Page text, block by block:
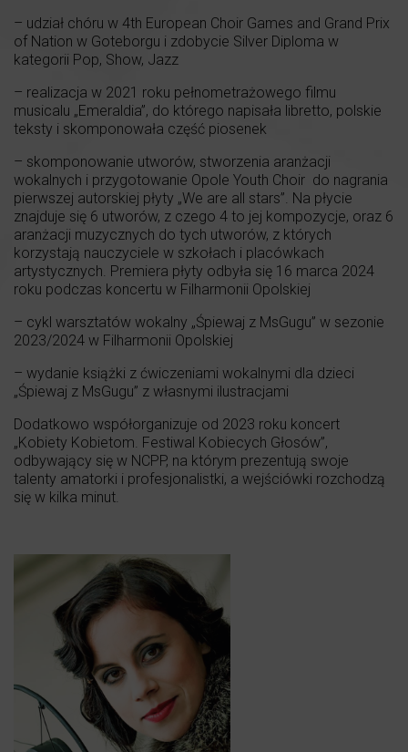
– udział chóru w 4th European Choir Games and Grand Prix
of Nation w Goteborgu i zdobycie Silver Diploma w
kategorii Pop, Show, Jazz
– realizacja w 2021 roku pełnometrażowego filmu
musicalu „Emeraldia”, do którego napisała libretto, polskie
teksty i skomponowała część piosenek
– skomponowanie utworów, stworzenia aranżacji
wokalnych i przygotowanie Opole Youth Choir do nagrania
pierwszej autorskiej płyty „We are all stars”. Na płycie
znajduje się 6 utworów, z czego 4 to jej kompozycje, oraz 6
aranżacji muzycznych do tych utworów, z których
korzystają nauczyciele w szkołach i placówkach
artystycznych. Premiera płyty odbyła się 16 marca 2024
roku podczas koncertu w Filharmonii Opolskiej
– cykl warsztatów wokalny „Śpiewaj z MsGugu” w sezonie
2023/2024 w Filharmonii Opolskiej
– wydanie książki z ćwiczeniami wokalnymi dla dzieci
„Śpiewaj z MsGugu” z własnymi ilustracjami
Dodatkowo współorganizuje od 2023 roku koncert
„Kobiety Kobietom. Festiwal Kobiecych Głosów”,
odbywający się w NCPP, na którym prezentują swoje
talenty amatorki i profesjonalistki, a wejściówki rozchodzą
się w kilka minut.